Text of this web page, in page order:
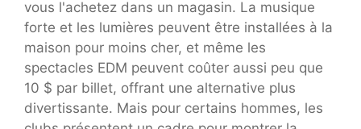
vous l'achetez dans un magasin. La musique
forte et les lumières peuvent être installées à la
maison pour moins cher, et même les
spectacles EDM peuvent coûter aussi peu que
10 $ par billet, offrant une alternative plus
divertissante. Mais pour certains hommes, les